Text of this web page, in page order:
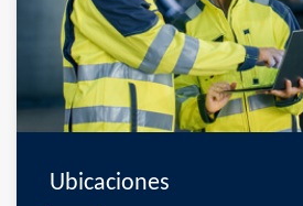
Ubicaciones